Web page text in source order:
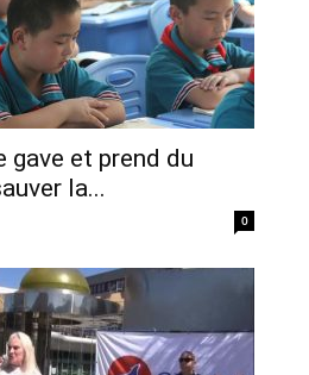
gave et prend du
la...
0